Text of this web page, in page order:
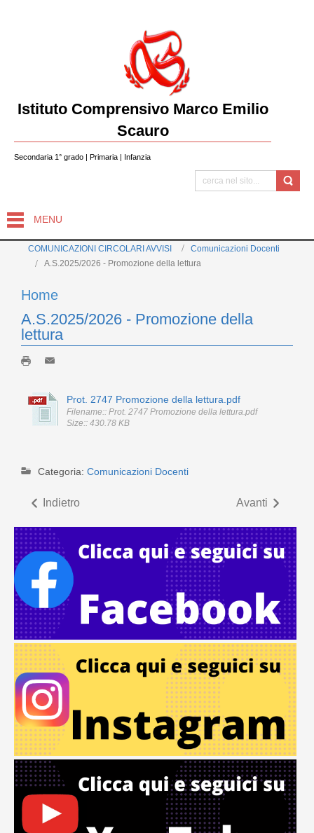
Istituto Comprensivo Marco Emilio
Scauro
Secondaria 1° grado | Primaria | Infanzia
MENU
COMUNICAZIONI CIRCOLARI AVVISI
Comunicazioni Docenti
A.S.2025/2026 - Promozione della lettura
Home
A.S.2025/2026 - Promozione della
lettura
Prot. 2747 Promozione della lettura.pdf
Filename:: Prot. 2747 Promozione della lettura.pdf
Size:: 430.78 KB
Categoria: Comunicazioni Docenti
Indietro Avanti